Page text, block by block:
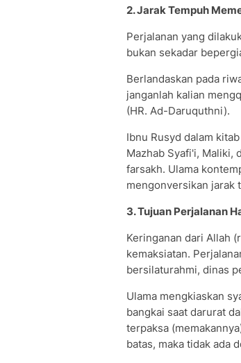
2. Jarak Tempuh
Perjalanan yang
bukan sekadar
Berlandaskan pada
janganlah kalian
(HR. Ad-Daruquthni).
Ibnu Rusyd dalam
Mazhab Syafi'i, Maliki,
farsakh. Ulama
mengonversikan jarak
3. Tujuan Perjalanan
Keringanan dari Allah
kemaksiatan.
bersilaturahmi, dinas
Ulama mengkiaskan
bangkai saat darurat
terpaksa
batas, maka tidak ada